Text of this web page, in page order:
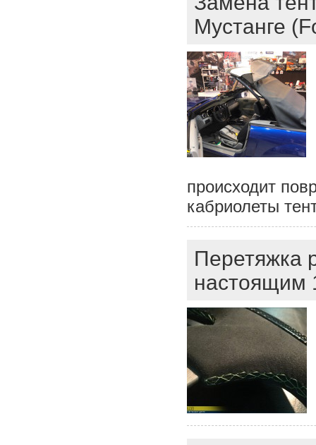
Мустанге
происходит
кабриолеты
Перетяжка
настоящим